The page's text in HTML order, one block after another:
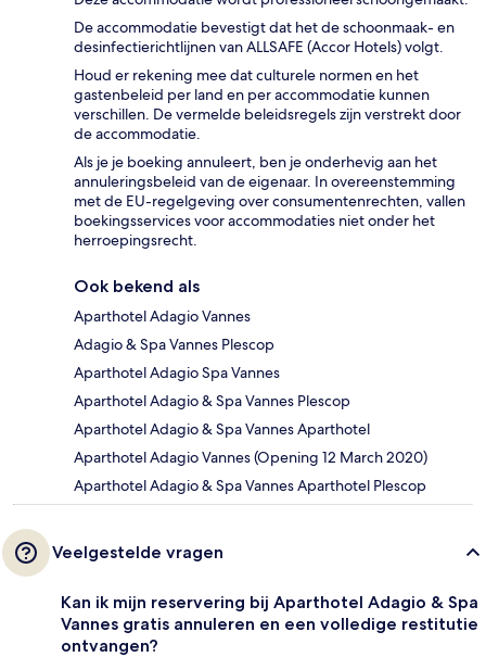
De accommodatie bevestigt dat het de schoonmaak- en
desinfectierichtlijnen van ALLSAFE (Accor Hotels) volgt.
Houd er rekening mee dat culturele normen en het
gastenbeleid per land en per accommodatie kunnen
verschillen. De vermelde beleidsregels zijn verstrekt door
de accommodatie.
Als je je boeking annuleert, ben je onderhevig aan het
annuleringsbeleid van de eigenaar. In overeenstemming
met de EU-regelgeving over consumentenrechten, vallen
boekingsservices voor accommodaties niet onder het
herroepingsrecht.
Ook bekend als
Aparthotel Adagio Vannes
Adagio & Spa Vannes Plescop
Aparthotel Adagio Spa Vannes
Aparthotel Adagio & Spa Vannes Plescop
Aparthotel Adagio & Spa Vannes Aparthotel
Aparthotel Adagio Vannes (Opening 12 March 2020)
Aparthotel Adagio & Spa Vannes Aparthotel Plescop
Veelgestelde vragen
Kan ik mijn reservering bij Aparthotel Adagio & Spa
Vannes gratis annuleren en een volledige restitutie
ontvangen?